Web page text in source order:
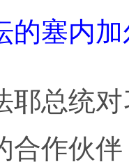
的塞内
总统对
合作伙